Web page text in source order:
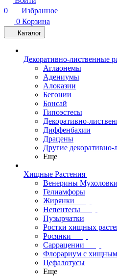
0
Избранное
0 Корзина
Каталог
Декоративно-лиственные
Аглаонемы
Адениумы
Алоказии
Бегонии
Бонсай
Гипоэстесы
Декоративно-
Диффенбахии
Драцены
Другие декоративно-
Еще
Хищные Растения
Венерины Мухоловки
Гелиамфоры
Жирянки
Непентесы
Пузырчатки
Ростки хищных
Росянки
Саррацении
Флорариум с
Цефалотусы
Еще